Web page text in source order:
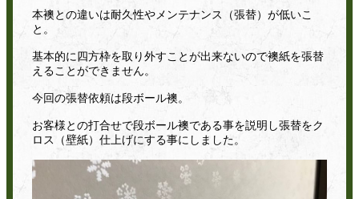
本襖との違いは耐久性やメンテナンス（張替）が低いこ
と。
基本的に四方枠を取り外すことが出来ないので襖紙を張替
えることができません。
今回の張替依頼は段ボール襖。
お客様との打合せで段ボール襖である事を説明し張替をク
ロス（壁紙）仕上げにする事にしました。